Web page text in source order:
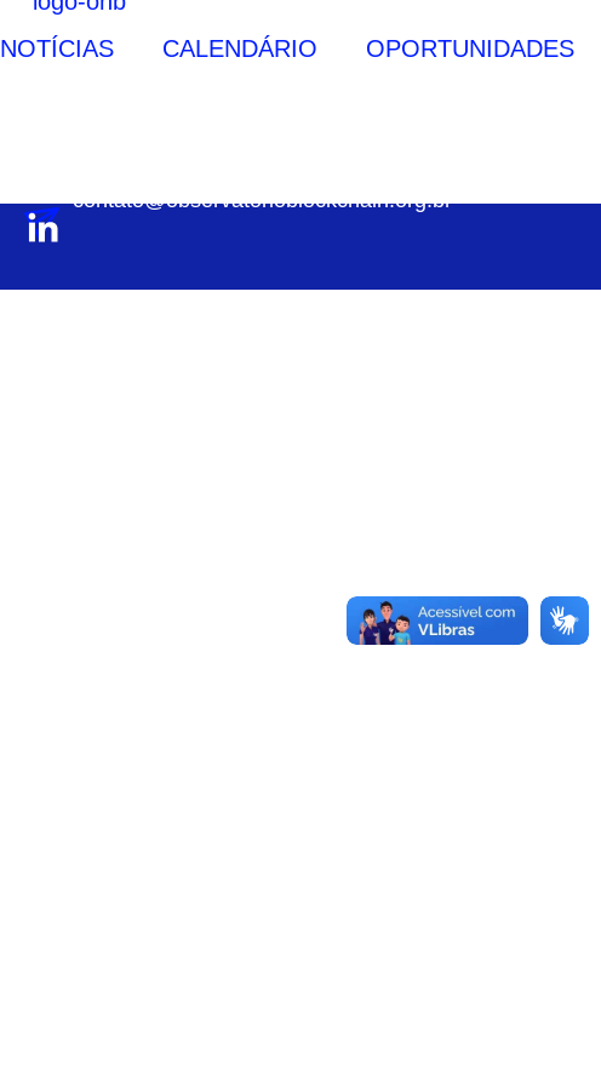
NOTÍCIAS CALENDÁRIO OPORTUNIDADES
contato@observatorioblockchain.org.br